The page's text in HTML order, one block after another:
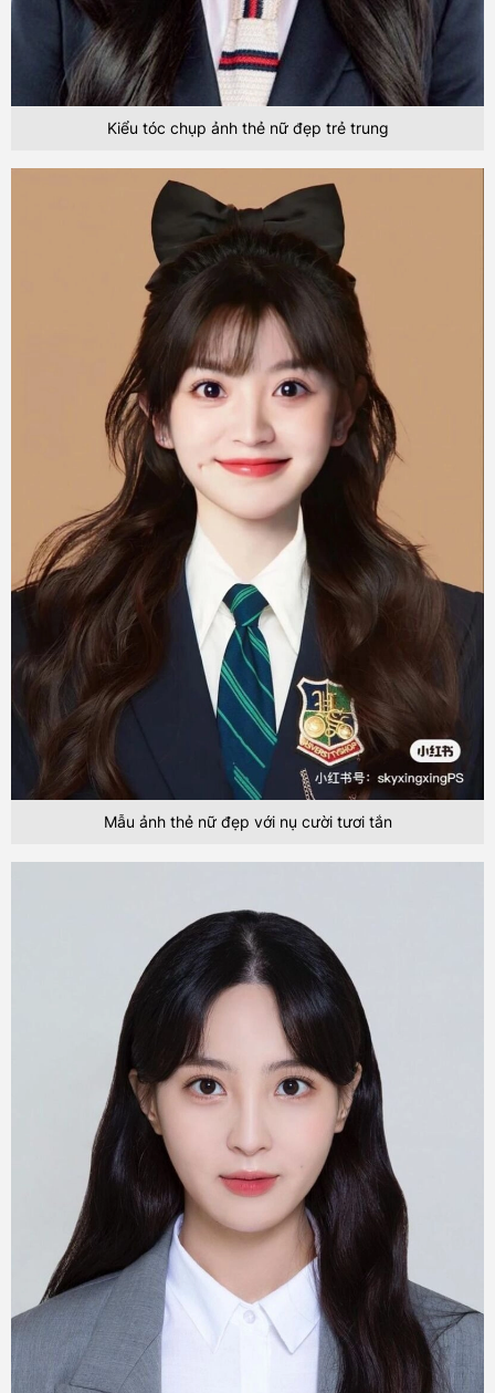
Kiểu tóc chụp ảnh thẻ nữ đẹp trẻ trung
Mẫu ảnh thẻ nữ đẹp với nụ cười tươi tắn